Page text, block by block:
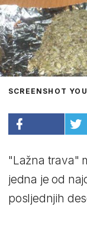
SCREENSHOT
"Lažna trava"
jedna je od
posljednjih